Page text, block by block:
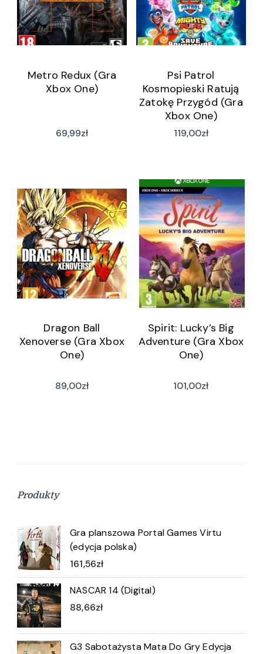
Metro Redux (Gra
Xbox One)
69,99zł
Psi Patrol
Kosmopieski Ratują
Zatokę Przygód (Gra
Xbox One)
119,00zł
Dragon Ball
Xenoverse (Gra Xbox
One)
89,00zł
Spirit: Lucky’s Big
Adventure (Gra Xbox
One)
101,00zł
Produkty
Gra planszowa Portal Games Virtu
(edycja polska)
161,56zł
NASCAR 14 (Digital)
88,66zł
G3 Sabotażysta Mata Do Gry Edycja